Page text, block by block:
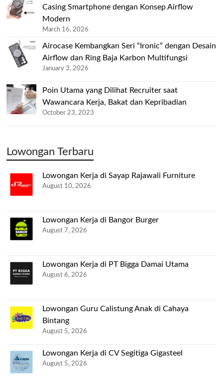
Casing Smartphone dengan Konsep Airflow
Modern
March 16, 2026
Airocase Kembangkan Seri “Ironic” dengan Desain
Airflow dan Ring Baja Karbon Multifungsi
January 3, 2026
Poin Utama yang Dilihat Recruiter saat
Wawancara Kerja, Bakat dan Kepribadian
October 23, 2023
Lowongan Terbaru
Lowongan Kerja di Sayap Rajawali Furniture
August 10, 2026
Lowongan Kerja di Bangor Burger
August 7, 2026
Lowongan Kerja di PT Bigga Damai Utama
August 6, 2026
Lowongan Guru Calistung Anak di Cahaya
Bintang
August 5, 2026
Lowongan Kerja di CV Segitiga Gigasteel
August 5, 2026